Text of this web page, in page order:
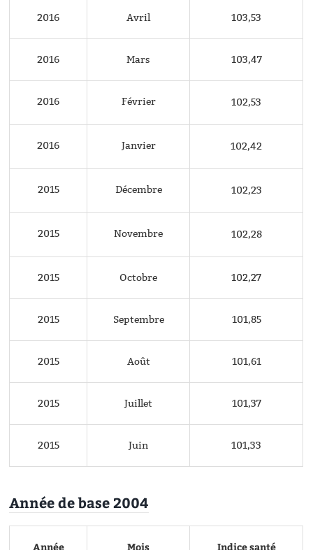
2016 Avril 103,53
2016 Mars 103,47
2016 Février 102,53
2016 Janvier 102,42
2015 Décembre 102,23
2015 Novembre 102,28
2015 Octobre 102,27
2015 Septembre 101,85
2015 Août 101,61
2015 Juillet 101,37
2015 Juin 101,33
Année de base 2004
Année Mois Indice santé